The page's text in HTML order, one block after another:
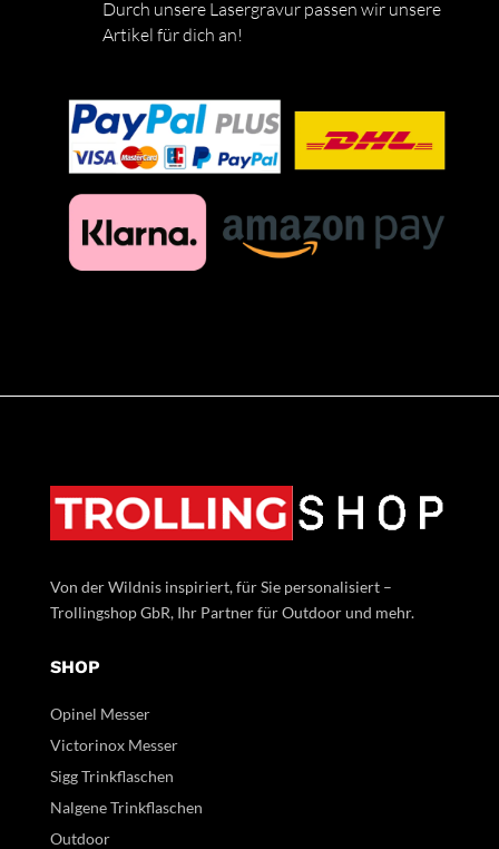
Durch unsere Lasergravur passen wir unsere
Artikel für dich an!
Von der Wildnis inspiriert, für Sie personalisiert –
Trollingshop GbR, Ihr Partner für Outdoor und mehr.
SHOP
Opinel Messer
Victorinox Messer
Sigg Trinkflaschen
Nalgene Trinkflaschen
Outdoor